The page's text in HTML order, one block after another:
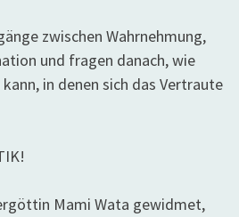
zwischen Wahrnehmung,
und fragen danach, wie
in denen sich das Vertraute
Mami Wata gewidmet,